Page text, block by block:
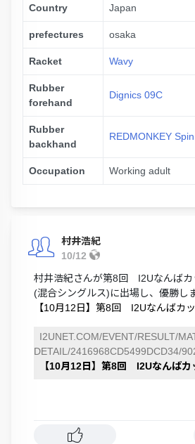
Country Japan
prefectures osaka
Racket Wavy
Rubber
forehand
Dignics 09C
Rubber
backhand
REDMONKEY Spin
Occupation Working adult
村井浩紀
10/12
村井浩紀さんが第8回 I2Uなんばカ
(混合シングルス)に出場し、優勝し
【10月12日】第8回 I2Uなんばカ
I2UNET.COM/EVENT/RESULT/
DETAIL/2416968CD5499DCD34/
【10月12日】第8回 I2Uなんばカ